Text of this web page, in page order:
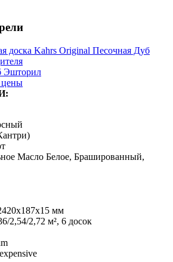
Эшторил
цены
Масло Белое, Брашированный,
мм
2,54/2,72 м², 6 досок
expensive